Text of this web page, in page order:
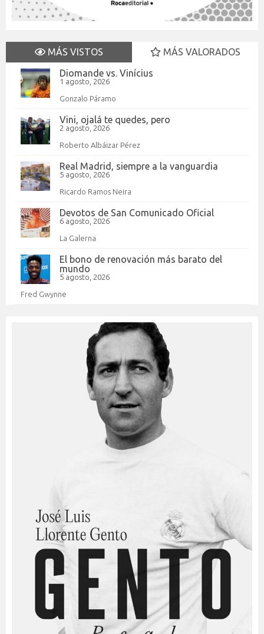
MÁS VISTOS
MÁS VALORADOS
Diomande vs. Vinícius
1 agosto, 2026
Gonzalo Páramo
Vini, ojalá te quedes, pero
2 agosto, 2026
Roberto Albáizar Pérez
Real Madrid, siempre a la vanguardia
5 agosto, 2026
Ricardo Ramos Neira
Devotos de San Comunicado Oficial
6 agosto, 2026
La Galerna
El bono de renovación más barato del
mundo
5 agosto, 2026
Fred Gwynne